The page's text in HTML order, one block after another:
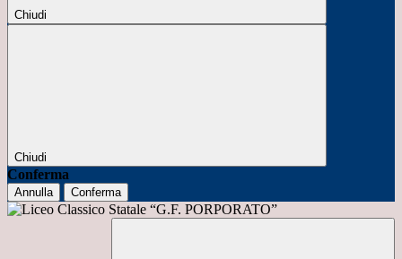
Chiudi
Chiudi
Conferma
Annulla Conferma